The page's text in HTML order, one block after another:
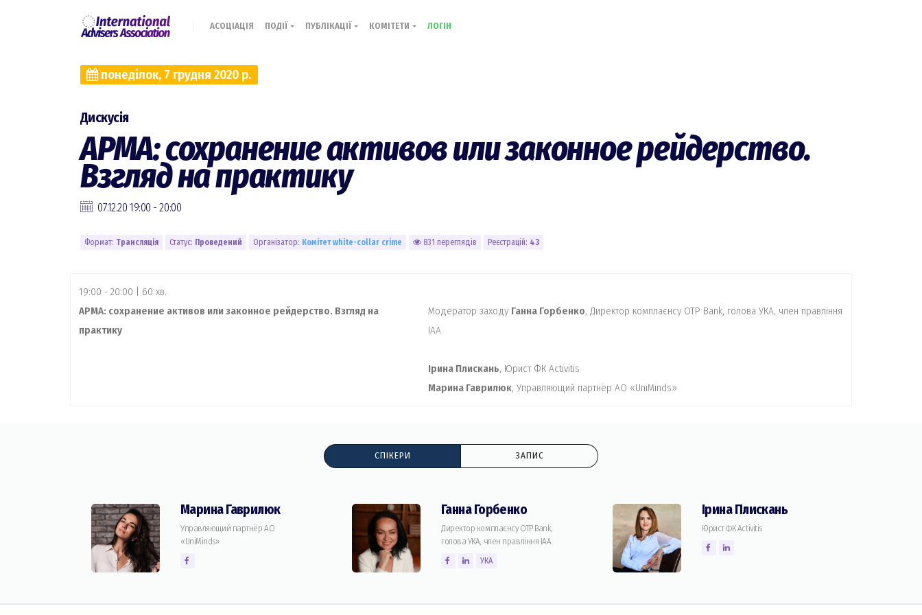
АСОЦІАЦІЯ ПОДІЇ ПУБЛІКАЦІЇ КОМІТЕТИ ЛОГІН
понеділок, 7 грудня 2020 р.
Дискусія
АРМА: сохранение активов или законное рейдерство.
Взгляд на практику
07.12.20 19:00 - 20:00
Формат: Трансляція Статус: Проведений Організатор: Комiтет white-collar crime 831 переглядів Реєстрацій: 43
19:00 - 20:00 | 60 хв.
АРМА: сохранение активов или законное рейдерство. Взгляд на
практику
Модератор заходу Ганна Горбенко, Директор комплаєнсу ОТР Bank, голова УКА, член правління
ІАА
Ірина Плискань, Юрист ФК Activitis
Марина Гаврилюк, Управляющий партнёр АО «UniMinds»
СПІКЕРИ ЗАПИС
Марина Гаврилюк
Управляющий партнёр АО
«UniMinds»
Ганна Горбенко
Директор комплаєнсу ОТР Bank,
голова УКА, член правління ІАА
УКА
Ірина Плискань
Юрист ФК Activitis